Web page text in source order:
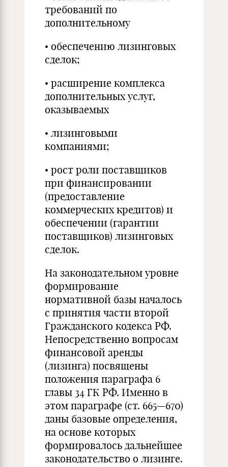
требований по
дополнительному
• обеспечению лизинговых
сделок;
• расширение комплекса
дополнительных услуг,
оказываемых
• лизинговыми
компаниями;
• рост роли поставщиков
при финансировании
(предоставление
коммерческих кредитов) и
обеспечении (гарантии
поставщиков) лизинговых
сделок.
На законодательном уровне
формирование
нормативной базы началось
с принятия части второй
Гражданского кодекса РФ.
Непосредственно вопросам
финансовой аренды
(лизинга) посвящены
положения параграфа 6
главы 34 ГК РФ. Именно в
этом параграфе (ст. 665—670)
даны базовые определения,
на основе которых
формировалось дальнейшее
законодательство о лизинге.